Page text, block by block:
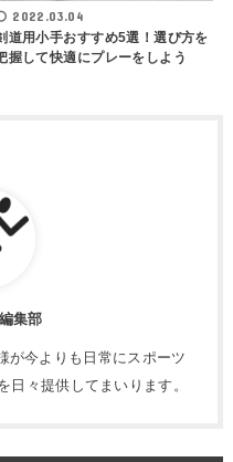
2022.03.04
道用小手おすすめ5選！選び方を
握して快適にプレーをしよう
集部
が今よりも日常にスポーツ
日々提供してまいります。